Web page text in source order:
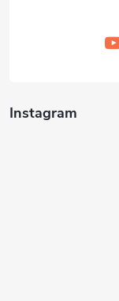
Instagram